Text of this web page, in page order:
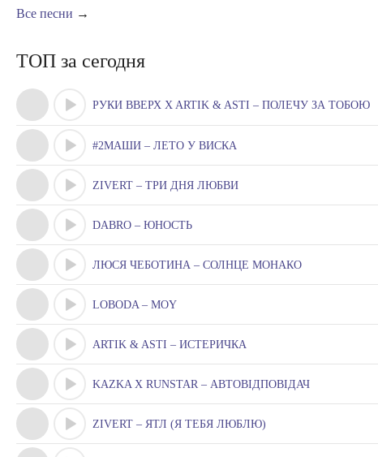
Все песни →
ТОП за сегодня
РУКИ ВВЕРХ X ARTIK & ASTI – ПОЛЕЧУ ЗА ТОБОЮ
#2МАШИ – ЛЕТО У ВИСКА
ZIVERT – ТРИ ДНЯ ЛЮБВИ
DABRO – ЮНОСТЬ
ЛЮСЯ ЧЕБОТИНА – СОЛНЦЕ МОНАКО
LOBODA – MOY
ARTIK & ASTI – ИСТЕРИЧКА
KAZKA X RUNSTAR – АВТОВІДПОВІДАЧ
ZIVERT – ЯТЛ (Я ТЕБЯ ЛЮБЛЮ)